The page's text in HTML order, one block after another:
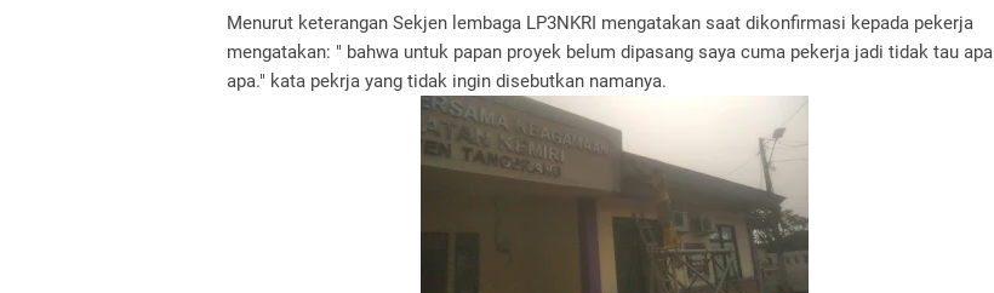
Menurut keterangan Sekjen lembaga LP3NKRI mengatakan saat dikonfirmasi kepada pekerja
mengatakan: " bahwa untuk papan proyek belum dipasang saya cuma pekerja jadi tidak tau apa
apa." kata pekrja yang tidak ingin disebutkan namanya.